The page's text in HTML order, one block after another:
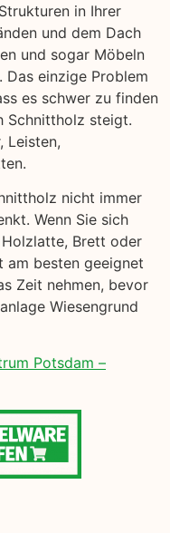
in Ihrer
und dem Dach
und sogar Möbeln
Das einzige Problem
es schwer zu finden
Schnittholz steigt.
Leisten,
nicht immer
Wenn Sie sich
Brett oder
am besten geeignet
Zeit nehmen, bevor
Wiesengrund
Potsdam –